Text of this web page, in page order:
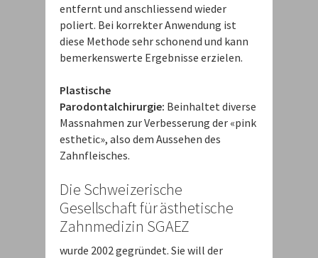
entfernt und anschliessend wieder
poliert. Bei korrekter Anwendung ist
diese Methode sehr schonend und kann
bemerkenswerte Ergebnisse erzielen.
Plastische
Parodontalchirurgie: Beinhaltet diverse
Massnahmen zur Verbesserung der «pink
esthetic», also dem Aussehen des
Zahnfleisches.
Die Schweizerische
Gesellschaft für ästhetische
Zahnmedizin SGAEZ
wurde 2002 gegründet. Sie will der